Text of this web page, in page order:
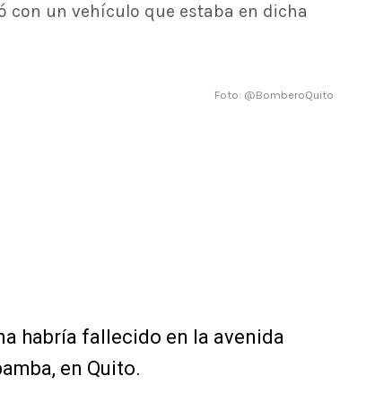
con un vehículo que estaba en dicha
Foto: @BomberoQuito
habría fallecido en la avenida
en Quito.